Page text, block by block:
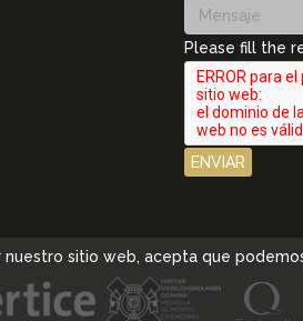
Please fill the
ENVIAR
sitio web, acepta que